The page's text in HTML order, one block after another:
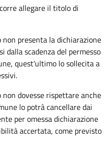
allegare il titolo di
presenta la dichiarazione
dalla scadenza del permesso
quest'ultimo lo sollecita a
dovesse rispettare anche
lo potrà cancellare dai
per omessa dichiarazione
accertata, come previsto